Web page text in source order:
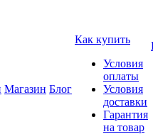
Магазин Блог
Как купить
Условия
оплаты
Условия
доставки
Гарантия
на товар